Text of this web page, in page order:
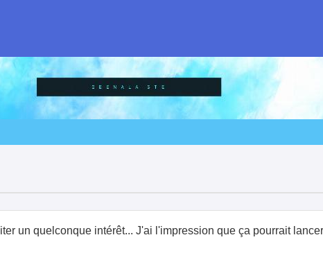
un quelconque intérêt... J'ai l'impression que ça pourrait